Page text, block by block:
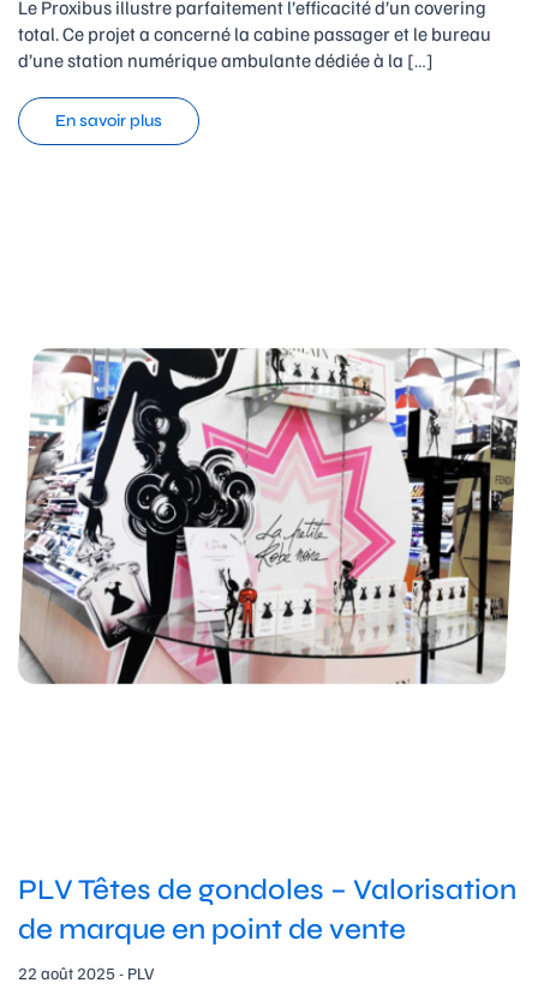
Le Proxibus illustre parfaitement l’efficacité d’un covering
total. Ce projet a concerné la cabine passager et le bureau
d’une station numérique ambulante dédiée à la […]
En savoir plus
PLV Têtes de gondoles – Valorisation
de marque en point de vente
22 août 2025 - PLV